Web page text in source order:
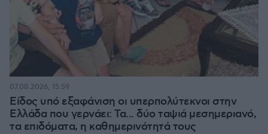
Είδος υπό εξαφάνιση οι υπερπολύτεκνοι στην
Ελλάδα που γερνάει: Τα... δύο ταψιά μεσημεριανό,
τα επιδόματα, η καθημερινότητά τους
07.08.2026, 15:59